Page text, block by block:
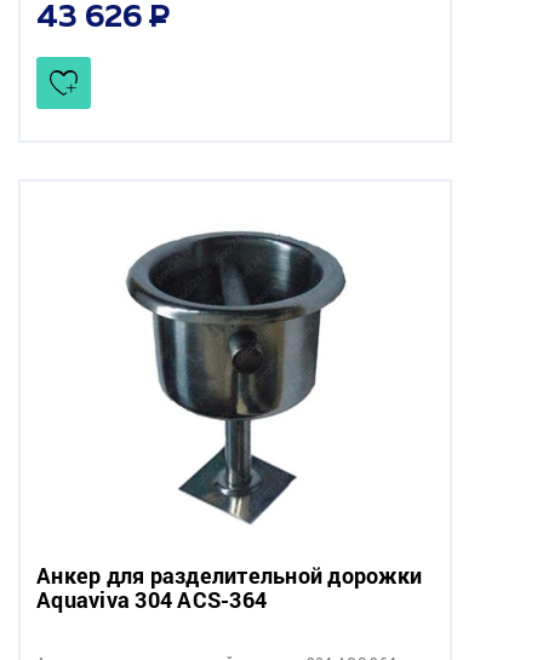
43 626
Анкер для разделительной дорожки
Aquaviva 304 ACS-364